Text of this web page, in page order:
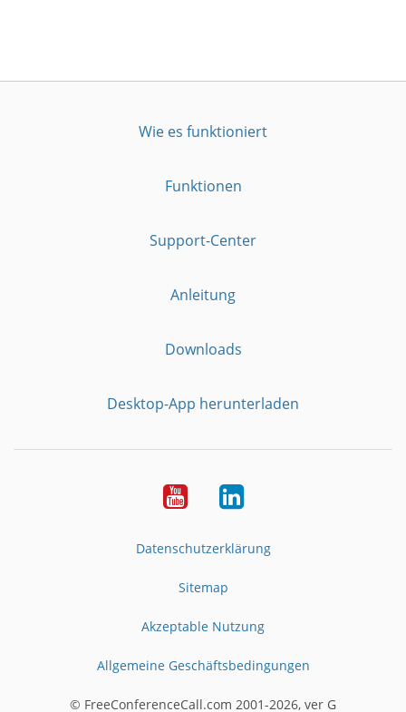
Wie es funktioniert
Funktionen
Support-Center
Anleitung
Downloads
Desktop-App herunterladen
YouTubeLinkedIn
Datenschutzerklärung
Sitemap
Akzeptable Nutzung
Allgemeine Geschäftsbedingungen
© FreeConferenceCall.com 2001-2026, ver G